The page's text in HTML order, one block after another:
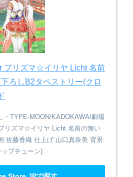
プリズマ☆​イリヤ Licht 名前
ろしB2タペストリー(クロ
・TYPE-MOON/KADOKAWA/劇場
リズマ☆イリヤ Licht 名前の無い
:佐藤香織 仕上げ:山口真奈美 背景:
プチューン)